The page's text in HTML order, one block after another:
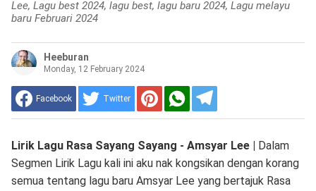
Lee, Lagu best 2024, lagu best, lagu baru 2024, Lagu melayu
baru Februari 2024
Heeburan
Monday, 12 February 2024
Facebook Twitter
Lirik Lagu Rasa Sayang Sayang - Amsyar Lee | Dalam
Segmen Lirik Lagu kali ini aku nak kongsikan dengan korang
semua tentang lagu baru Amsyar Lee yang bertajuk Rasa